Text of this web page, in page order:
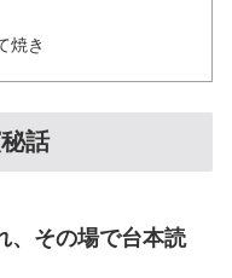
焼き
話
、その場で台本読